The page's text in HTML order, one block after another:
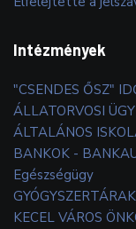
Intézmények
"CSENDES ŐSZ"
ÁLLATORVOSI
ÁLTALÁNOS
BANKOK -
Egészségügy
GYÓGYSZERTÁRAK
KECEL VÁROS